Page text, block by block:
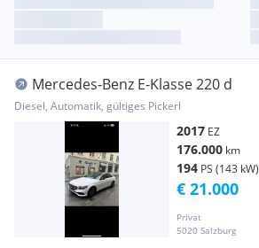
Mercedes-Benz E-Klasse 220 d
Diesel, Automatik, gültiges Pickerl
2017 EZ
176.000 km
194 PS (143 kW)
Privat
5020 Salzburg
€ 21.000